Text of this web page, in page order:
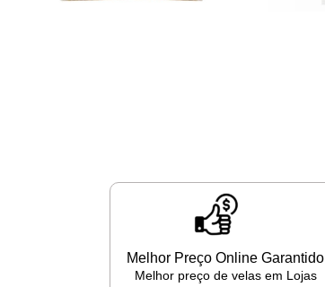
Melhor Preço Online Garantido
Melhor preço de velas em Lojas